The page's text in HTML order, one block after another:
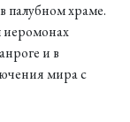
палубном храме.
иеромонах
и в
мира с